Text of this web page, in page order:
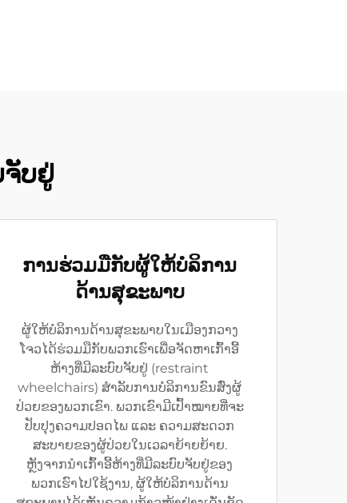
ຈັບຢູ່
ການຮ່ວມມືກັບຜູ້ໃຫ້ບໍລິການ
ດ້ານສຸຂະພາບ
ຜູ້ໃຫ້ບໍລິການດ້ານສຸຂະພາບໃນເມືອງກວາງ
ໂຈວໄດ້ຮ່ວມມືກັບພວກເຮົາເພື່ອຈັດຫາເກົ້າອີ້
ຫ້າງທີ່ມີລະບົບຈັບຢູ່ (restraint
wheelchairs) ສຳລັບການບໍລິການຂົນສົ່ງຜູ້
ປ່ວຍຂອງພວກເຂົາ. ພວກເຂົາມີເປົ້າໝາຍທີ່ຈະ
ປັບປຸງຄວາມປອດໄພ ແລະ ຄວາມສະດວກ
ສະບາຍຂອງຜູ້ປ່ວຍໃນເວລາຍ້າຍຍ້າຍ.
ຫຼັງຈາກນຳເກົ້າອີ້ຫ້າງທີ່ມີລະບົບຈັບຢູ່ຂອງ
ພວກເຮົາໄປໃຊ້ງານ, ຜູ້ໃຫ້ບໍລິການດ້ານ